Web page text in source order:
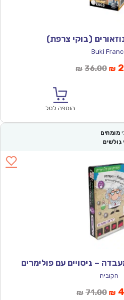
(בוקי צרפת)
Buki
₪ 36.00 ₪
הוספה לסל
מומחים
גולשים
– ניסויים עם פולימרים
הקוביה
₪ 71.00 ₪